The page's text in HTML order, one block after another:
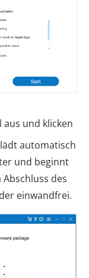
aus und klicken
automatisch
und beginnt
des
einwandfrei.